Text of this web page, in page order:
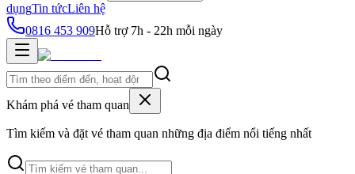
dụngTin tứcLiên hệ
0816 453 909Hỗ trợ 7h - 22h mỗi ngày
Khám phá vé tham quan
Tìm kiếm và đặt vé tham quan những địa điểm nổi tiếng nhất